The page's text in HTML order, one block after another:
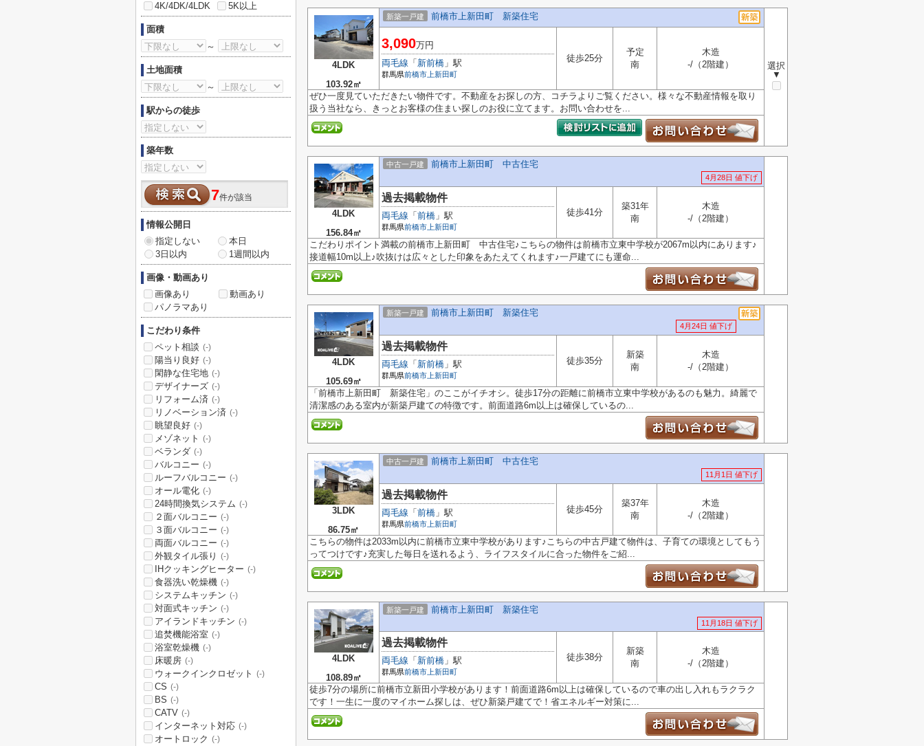
4LDK
103.92㎡
新築一戸建 前橋市上新田町 新築住宅
選択
▼
3,090万円
両毛線 「 新前橋 」駅
群馬県前橋市 上新田町
徒歩25分
予定
南
木造
-/（2階建）
ぜひ一度見ていただきたい物件です。不動産をお探しの方、コチラよりご覧ください。様々な不動産情報を取り
扱う当社なら、きっとお客様の住まい探しのお役に立てます。お問い合わせを...
4LDK
156.84㎡
中古一戸建 前橋市上新田町 中古住宅
4月28日 値下げ
過去掲載物件
両毛線 「 前橋 」駅
群馬県前橋市 上新田町
徒歩41分
築31年
南
木造
-/（2階建）
こだわりポイント満載の前橋市上新田町 中古住宅♪こちらの物件は前橋市立東中学校が2067m以内にあります♪
接道幅10m以上♪吹抜けは広々とした印象をあたえてくれます♪一戸建てにも運命...
4LDK
105.69㎡
新築一戸建 前橋市上新田町 新築住宅
4月24日 値下げ
過去掲載物件
両毛線 「 新前橋 」駅
群馬県前橋市 上新田町
徒歩35分
新築
南
木造
-/（2階建）
「前橋市上新田町 新築住宅」のここがイチオシ。徒歩17分の距離に前橋市立東中学校があるのも魅力。綺麗で
清潔感のある室内が新築戸建ての特徴です。前面道路6m以上は確保しているの...
3LDK
86.75㎡
中古一戸建 前橋市上新田町 中古住宅
11月1日 値下げ
過去掲載物件
両毛線 「 前橋 」駅
群馬県前橋市 上新田町
徒歩45分
築37年
南
木造
-/（2階建）
こちらの物件は2033m以内に前橋市立東中学校があります♪こちらの中古戸建て物件は、子育ての環境としてもう
ってつけです♪充実した毎日を送れるよう、ライフスタイルに合った物件をご紹...
4LDK
108.89㎡
新築一戸建 前橋市上新田町 新築住宅
11月18日 値下げ
過去掲載物件
両毛線 「 新前橋 」駅
群馬県前橋市 上新田町
徒歩38分
新築
南
木造
-/（2階建）
徒歩7分の場所に前橋市立新田小学校があります！前面道路6m以上は確保しているので車の出し入れもラクラク
です！一生に一度のマイホーム探しは、ぜひ新築戸建てで！省エネルギー対策に...
4K/4DK/4LDK
5K以上
面積
～
土地面積
～
駅からの徒歩
築年数
7件が該当
情報公開日
指定しない
本日
3日以内
1週間以内
画像・動画あり
画像あり
動画あり
パノラマあり
こだわり条件
ペット相談 (-)
陽当り良好 (-)
閑静な住宅地 (-)
デザイナーズ (-)
リフォーム済 (-)
リノベーション済 (-)
眺望良好 (-)
メゾネット (-)
ベランダ (-)
バルコニー (-)
ルーフバルコニー (-)
オール電化 (-)
24時間換気システム (-)
２面バルコニー (-)
３面バルコニー (-)
両面バルコニー (-)
外観タイル張り (-)
IHクッキングヒーター (-)
食器洗い乾燥機 (-)
システムキッチン (-)
対面式キッチン (-)
アイランドキッチン (-)
追焚機能浴室 (-)
浴室乾燥機 (-)
床暖房 (-)
ウォークインクロゼット (-)
CS (-)
BS (-)
CATV (-)
インターネット対応 (-)
オートロック (-)